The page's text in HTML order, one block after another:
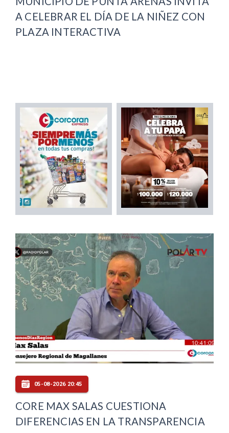
A CELEBRAR EL DÍA DE LA NIÑEZ CON
PLAZA INTERACTIVA
05-08-2026 20:45
CORE MAX SALAS CUESTIONA
DIFERENCIAS EN LA TRANSPARENCIA